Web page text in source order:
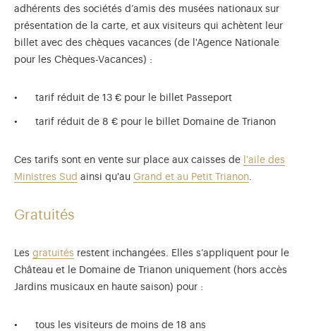
adhérents des sociétés d’amis des musées nationaux sur
présentation de la carte, et aux visiteurs qui achètent leur
billet avec des chèques vacances (de l'Agence Nationale
pour les Chèques-Vacances) :
tarif réduit de 13 € pour le billet Passeport
tarif réduit de 8 € pour le billet Domaine de Trianon
Ces tarifs sont en vente sur place aux caisses de
l'aile des
Ministres Sud ainsi qu'au Grand et au Petit Trianon.
Gratuités
Les gratuités restent inchangées. Elles s’appliquent pour le
Château et le Domaine de Trianon uniquement (hors accès
Jardins musicaux en haute saison) pour :
tous les visiteurs de moins de 18 ans